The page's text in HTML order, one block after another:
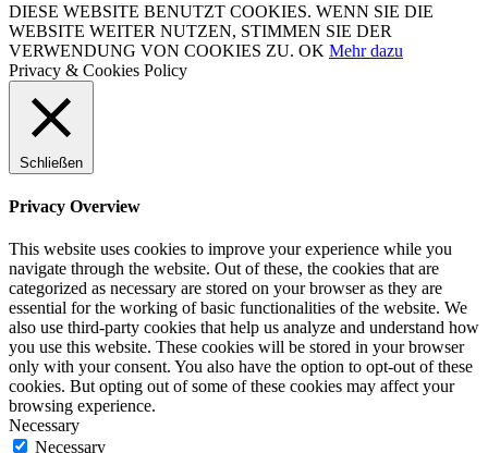
DIESE WEBSITE BENUTZT COOKIES. WENN SIE DIE
WEBSITE WEITER NUTZEN, STIMMEN SIE DER
VERWENDUNG VON COOKIES ZU. OK Mehr dazu
Privacy & Cookies Policy
Schließen
Privacy Overview
This website uses cookies to improve your experience while you
navigate through the website. Out of these, the cookies that are
categorized as necessary are stored on your browser as they are
essential for the working of basic functionalities of the website. We
also use third-party cookies that help us analyze and understand how
you use this website. These cookies will be stored in your browser
only with your consent. You also have the option to opt-out of these
cookies. But opting out of some of these cookies may affect your
browsing experience.
Necessary
Necessary